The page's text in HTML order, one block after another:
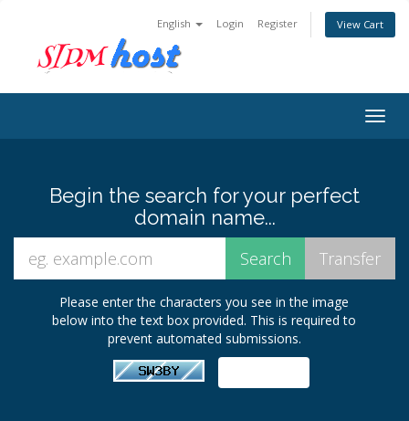
English Login Register View Cart
Begin the search for your perfect
domain name...
Please enter the characters you see in the image
below into the text box provided. This is required to
prevent automated submissions.